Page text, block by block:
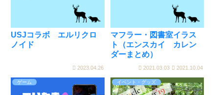
USJコラボ エルリクロ
ノイド
2023.04.26
マフラー・図書室イラス
ト（エンスカイ カレン
ダーまとめ）
2021.03.03 2021.10.04
ゲーム イベント・グッズ